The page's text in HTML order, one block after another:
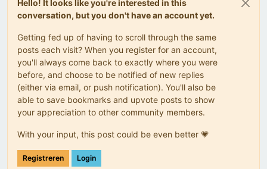
Hello! It looks like you're interested in this
conversation, but you don't have an account yet.
Getting fed up of having to scroll through the same
posts each visit? When you register for an account,
you'll always come back to exactly where you were
before, and choose to be notified of new replies
(either via email, or push notification). You'll also be
able to save bookmarks and upvote posts to show
your appreciation to other community members.
With your input, this post could be even better 💗
Registreren Login